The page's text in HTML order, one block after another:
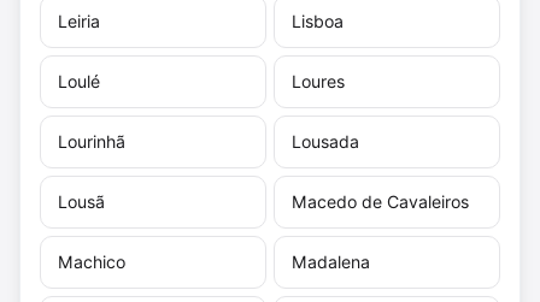
Leiria Lisboa
Loulé Loures
Lourinhã Lousada
Lousã Macedo de Cavaleiros
Machico Madalena